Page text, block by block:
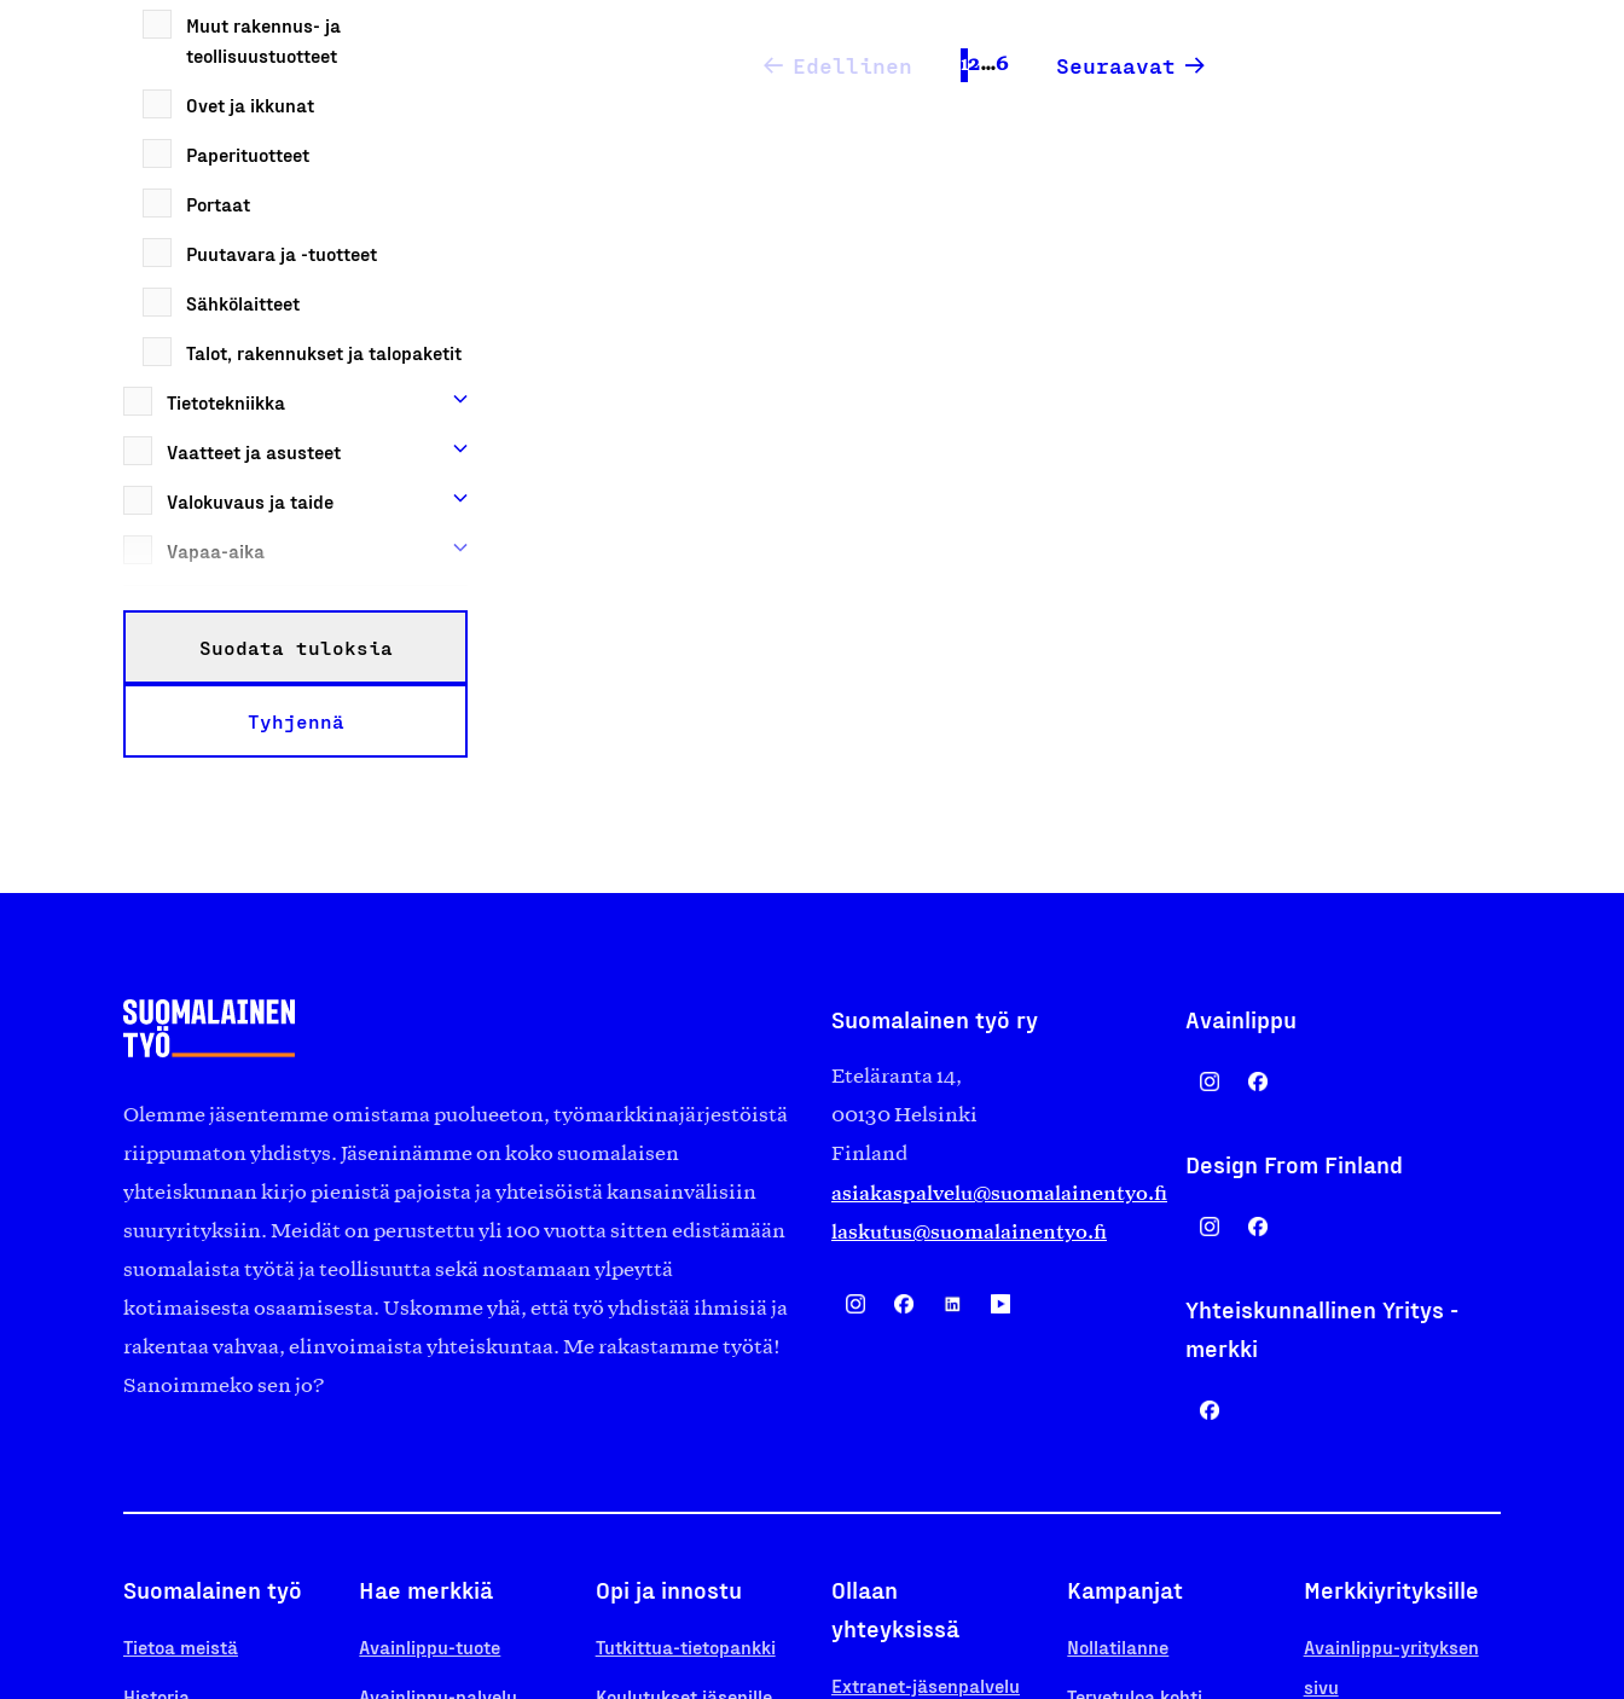
Muut rakennus- ja
teollisuustuotteet
Ovet ja ikkunat
Paperituotteet
Portaat
Puutavara ja -tuotteet
Sähkölaitteet
Talot, rakennukset ja talopaketit
Tietotekniikka
Vaatteet ja asusteet
Valokuvaus ja taide
Vapaa-aika
Suodata tuloksia
Tyhjennä
Edellinen 12…6 Seuraavat
Olemme jäsentemme omistama puolueeton, työmarkkinajärjestöistä
riippumaton yhdistys. Jäseninämme on koko suomalaisen
yhteiskunnan kirjo pienistä pajoista ja yhteisöistä kansainvälisiin
suuryrityksiin. Meidät on perustettu yli 100 vuotta sitten edistämään
suomalaista työtä ja teollisuutta sekä nostamaan ylpeyttä
kotimaisesta osaamisesta. Uskomme yhä, että työ yhdistää ihmisiä ja
rakentaa vahvaa, elinvoimaista yhteiskuntaa. Me rakastamme työtä!
Sanoimmeko sen jo?
Suomalainen työ ry
Eteläranta 14,
00130 Helsinki
Finland
asiakaspalvelu@suomalainentyo.fi
laskutus@suomalainentyo.fi
Avainlippu
Design From Finland
Yhteiskunnallinen Yritys -
merkki
Suomalainen työ
Tietoa meistä
Hae merkkiä
Avainlippu-tuote
Opi ja innostu
Tutkittua-tietopankki
Ollaan
yhteyksissä
Extranet-jäsenpalvelu
Kampanjat
Nollatilanne
Merkkiyrityksille
Avainlippu-yrityksen
sivu